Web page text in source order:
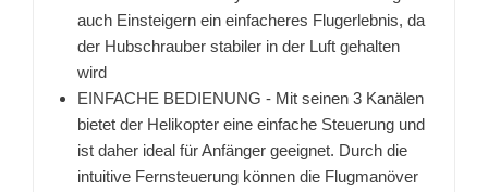
auch Einsteigern ein einfacheres Flugerlebnis, da
der Hubschrauber stabiler in der Luft gehalten
wird
EINFACHE BEDIENUNG - Mit seinen 3 Kanälen
bietet der Helikopter eine einfache Steuerung und
ist daher ideal für Anfänger geeignet. Durch die
intuitive Fernsteuerung können die Flugmanöver